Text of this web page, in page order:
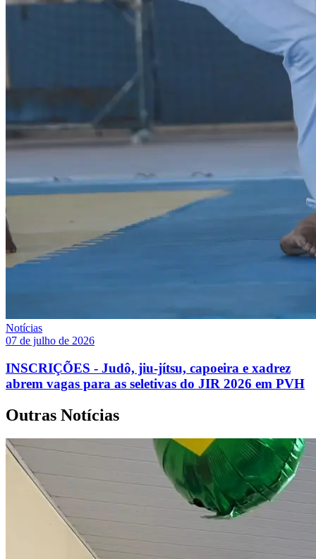
Notícias
07 de julho de 2026
INSCRIÇÕES - Judô, jiu-jítsu, capoeira e xadrez
abrem vagas para as seletivas do JIR 2026 em PVH
Outras Notícias